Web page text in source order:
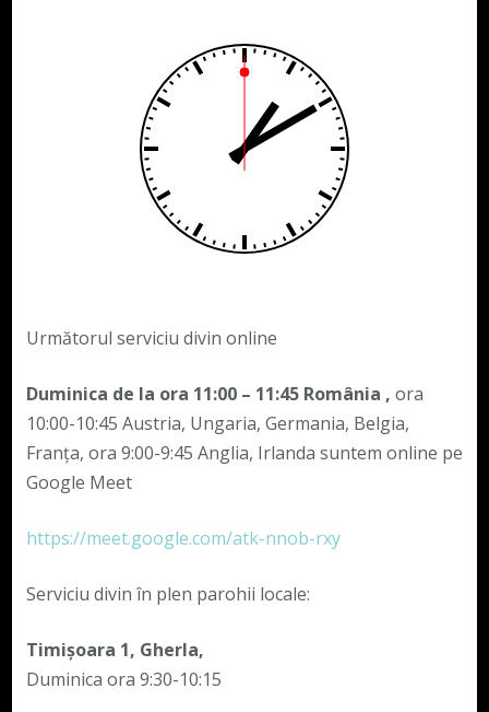
Următorul serviciu divin online
Duminica de la ora 11:00 – 11:45România , ora
10:00-10:45 Austria, Ungaria, Germania, Belgia,
Franța, ora 9:00-9:45 Anglia, Irlanda suntem online pe
Google Meet
https://meet.google.com/atk-nnob-rxy
Serviciu divin în plen parohii locale:
Timișoara 1, Gherla,
Duminica ora 9:30-10:15